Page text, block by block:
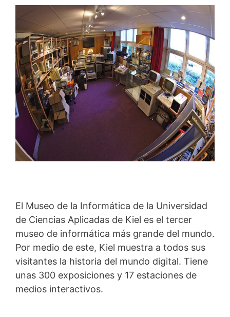
El Museo de la Informática de la Universidad
de Ciencias Aplicadas de Kiel es el tercer
museo de informática más grande del mundo.
Por medio de este, Kiel muestra a todos sus
visitantes la historia del mundo digital. Tiene
unas 300 exposiciones y 17 estaciones de
medios interactivos.